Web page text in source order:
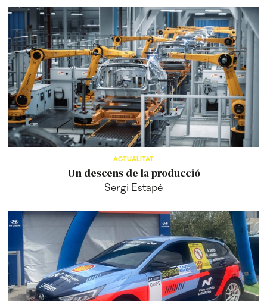
ACTUALITAT
Un descens de la producció
Sergi Estapé